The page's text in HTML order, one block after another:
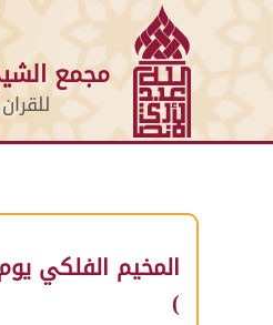
مجمع
المخيم الفلكي يوم الخميس
)